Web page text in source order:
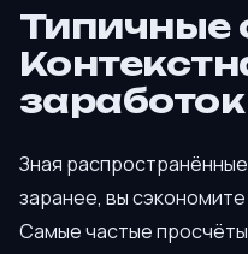
Типичные
заработок
Зная
заранее, вы
Самые частые